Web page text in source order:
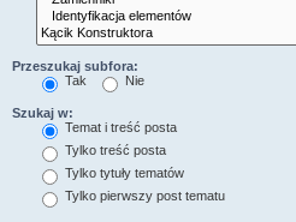
Przeszukaj subfora:
Tak
Nie
Szukaj w:
Temat i treść posta
Tylko treść posta
Tylko tytuły tematów
Tylko pierwszy post tematu